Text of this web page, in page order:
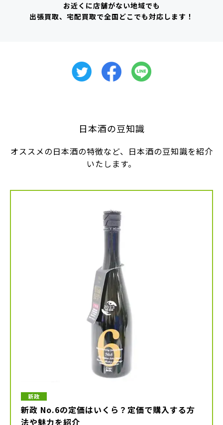
お近くに店舗がない地域でも
出張買取、宅配買取で全国どこでも対応します！
日本酒の豆知識
オススメの日本酒の特徴など、日本酒の豆知識を紹介
いたします。
新政
新政 No.6の定価はいくら？定価で購入する方
法や魅力を紹介